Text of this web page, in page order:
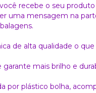
recebe o seu
uma mensagem na
de alta qualidade o
garante mais brilho e
por plástico bolha,